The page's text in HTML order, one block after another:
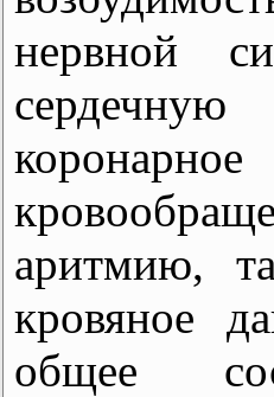
нервной
аритмию,
кровяное
общее